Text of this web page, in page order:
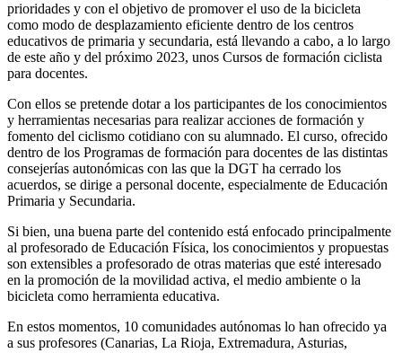
prioridades y con el objetivo de promover el uso de la bicicleta
como modo de desplazamiento eficiente dentro de los centros
educativos de primaria y secundaria, está llevando a cabo, a lo largo
de este año y del próximo 2023, unos Cursos de formación ciclista
para docentes.
Con ellos se pretende dotar a los participantes de los conocimientos
y herramientas necesarias para realizar acciones de formación y
fomento del ciclismo cotidiano con su alumnado. El curso, ofrecido
dentro de los Programas de formación para docentes de las distintas
consejerías autonómicas con las que la DGT ha cerrado los
acuerdos, se dirige a personal docente, especialmente de Educación
Primaria y Secundaria.
Si bien, una buena parte del contenido está enfocado principalmente
al profesorado de Educación Física, los conocimientos y propuestas
son extensibles a profesorado de otras materias que esté interesado
en la promoción de la movilidad activa, el medio ambiente o la
bicicleta como herramienta educativa.
En estos momentos, 10 comunidades autónomas lo han ofrecido ya
a sus profesores (Canarias, La Rioja, Extremadura, Asturias,